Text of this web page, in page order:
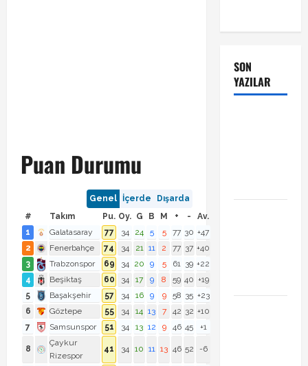
Puan Durumu
Genel İçerde
Dışarda
#
Takım Pu. Oy. G B M + -
Av.
1
Galatasaray 77 34 24 5 5 77 30 +47
2
Fenerbahçe 74 34 21 11 2 77 37 +40
3
Trabzonspor 69 34 20 9 5 61 39 +22
4
Beşiktaş 60 34 17 9 8 59 40 +19
5
Başakşehir 57 34 16 9 9 58 35 +23
6
Göztepe 55 34 14 13 7 42 32 +10
7
Samsunspor 51 34 13 12 9 46 45 +1
8
Çaykur
Rizespor
41 34 10 11 13 46 52 -6
SON
YAZILAR